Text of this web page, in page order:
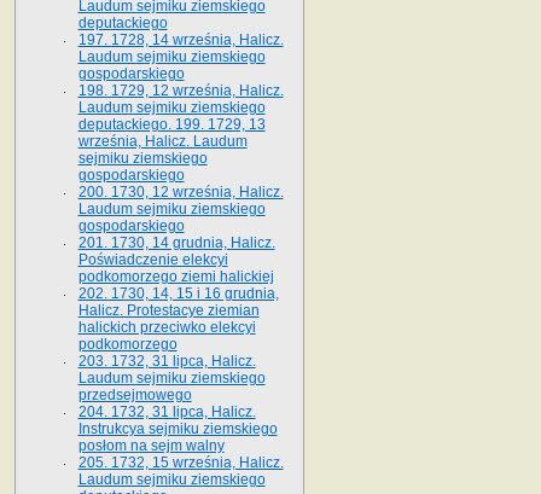
Laudum sejmiku ziemskiego
deputackiego
197. 1728, 14 września, Halicz.
Laudum sejmiku ziemskiego
gospodarskiego
198. 1729, 12 września, Halicz.
Laudum sejmiku ziemskiego
deputackiego. 199. 1729, 13
września, Halicz. Laudum
sejmiku ziemskiego
gospodarskiego
200. 1730, 12 września, Halicz.
Laudum sejmiku ziemskiego
gospodarskiego
201. 1730, 14 grudnia, Halicz.
Poświadczenie elekcyi
podkomorzego ziemi halickiej
202. 1730, 14, 15 i 16 grudnia,
Halicz. Protestacye ziemian
halickich przeciwko elekcyi
podkomorzego
203. 1732, 31 lipca, Halicz.
Laudum sejmiku ziemskiego
przedsejmowego
204. 1732, 31 lipca, Halicz.
Instrukcya sejmiku ziemskiego
posłom na sejm walny
205. 1732, 15 września, Halicz.
Laudum sejmiku ziemskiego